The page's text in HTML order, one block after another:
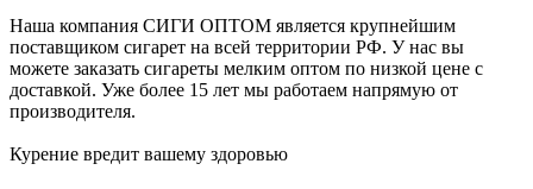
Наша компания СИГИ ОПТОМ является крупнейшим
поставщиком сигарет на всей территории РФ. У нас вы
можете заказать сигареты мелким оптом по низкой цене с
доставкой. Уже более 15 лет мы работаем напрямую от
производителя.
Курение вредит вашему здоровью